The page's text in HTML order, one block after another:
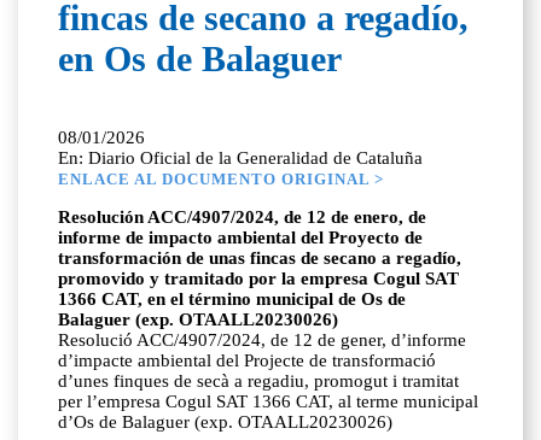
fincas de secano a regadío,
en Os de Balaguer
08/01/2026
En: Diario Oficial de la Generalidad de Cataluña
ENLACE AL DOCUMENTO ORIGINAL >
Resolución ACC/4907/2024, de 12 de enero, de
informe de impacto ambiental del Proyecto de
transformación de unas fincas de secano a regadío,
promovido y tramitado por la empresa Cogul SAT
1366 CAT, en el término municipal de Os de
Balaguer (exp. OTAALL20230026)
Resolució ACC/4907/2024, de 12 de gener, d’informe
d’impacte ambiental del Projecte de transformació
d’unes finques de secà a regadiu, promogut i tramitat
per l’empresa Cogul SAT 1366 CAT, al terme municipal
d’Os de Balaguer (exp. OTAALL20230026)